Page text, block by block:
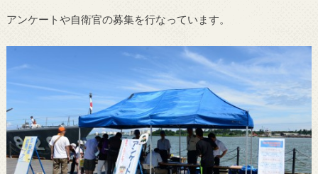
アンケートや自衛官の募集を行なっています。